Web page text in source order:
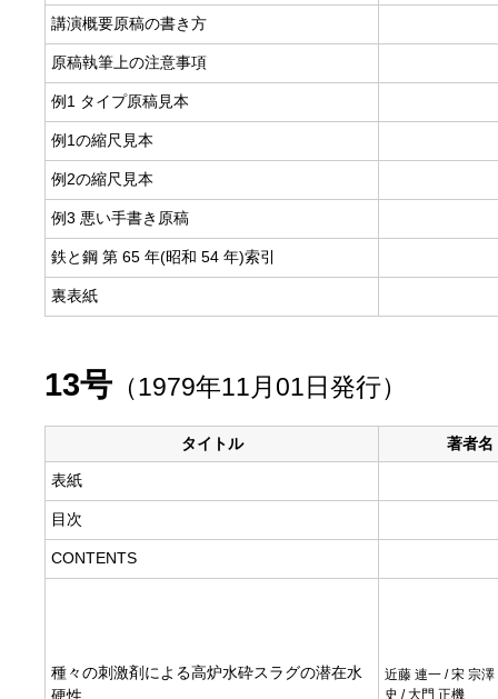
講演概要原稿の書き方
原稿執筆上の注意事項
例1 タイプ原稿見本
例1の縮尺見本
例2の縮尺見本
例3 悪い手書き原稿
鉄と鋼 第 65 年(昭和 54 年)索引
裏表紙
13号 （1979年11月01日発行）
タイトル 著者名
表紙
目次
CONTENTS
種々の刺激剤による高炉水砕スラグの潜在水
近藤 連一 / 宋 宗澤
史 / 大門 正機